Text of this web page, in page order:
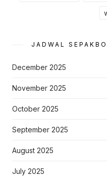
JADWAL
December 2025
November 2025
October 2025
September 2025
August 2025
July 2025